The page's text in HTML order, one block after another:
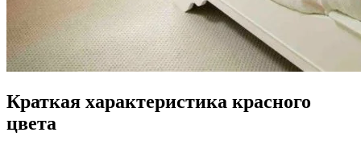
Краткая характеристика красного
цвета